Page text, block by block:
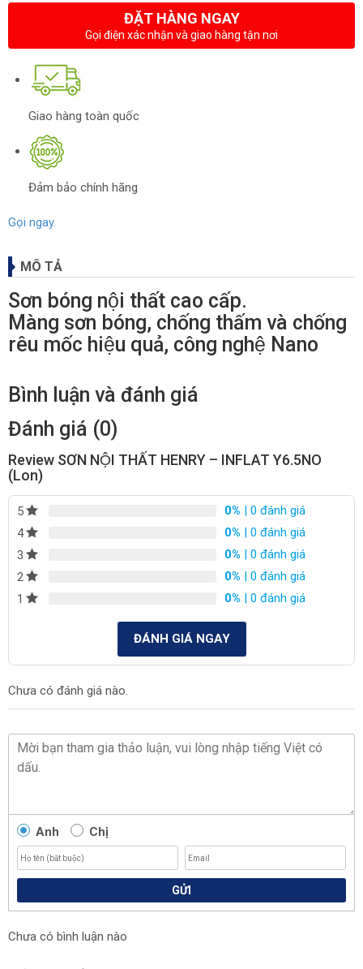
ĐẶT HÀNG NGAY
Gọi điện xác nhận và giao hàng tận nơi
Giao hàng toàn quốc
Đảm bảo chính hãng
Gọi ngay.
MÔ TẢ
Sơn bóng nội thất cao cấp.
Màng sơn bóng, chống thấm và chống
rêu mốc hiệu quả, công nghệ Nano
Bình luận và đánh giá
Đánh giá (0)
Review SƠN NỘI THẤT HENRY – INFLAT Y6.5NO
(Lon)
5 0% | 0 đánh giá
4
0% | 0 đánh giá
3
0% | 0 đánh giá
2
0% | 0 đánh giá
1
0% | 0 đánh giá
ĐÁNH GIÁ NGAY
Chưa có đánh giá nào.
Anh Chị
GỬI
Chưa có bình luận nào